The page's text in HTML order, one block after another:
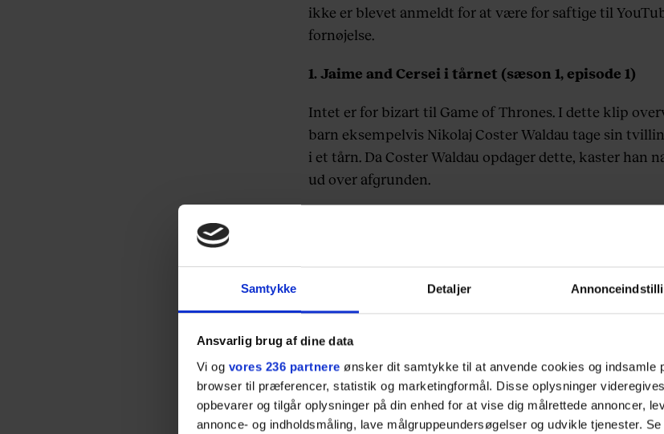
Samtykke Detaljer
Ansvarlig brug af dine data
Vi og vores 236 partnere ønsker dit samtykke til at anvende cookies og indsamle
browser til præferencer, statistik og marketingformål. Disse oplysninger
opbevarer og tilgår oplysninger på din enhed for at vise dig målrettede annoncer,
annonce- og indholdsmåling, lave målgruppeundersøgelser og udvikle tjenester.
ikke er blevet anmeldt for at være for saftige til
fornøjelse.
1. Jaime and Cersei i tårnet (sæson 1, episode 1)
Intet er for bizart til Game of Thrones. I dette klip
barn eksempelvis Nikolaj Coster Waldau tage sin
i et tårn. Da Coster Waldau opdager dette, kaster han
ud over afgrunden.